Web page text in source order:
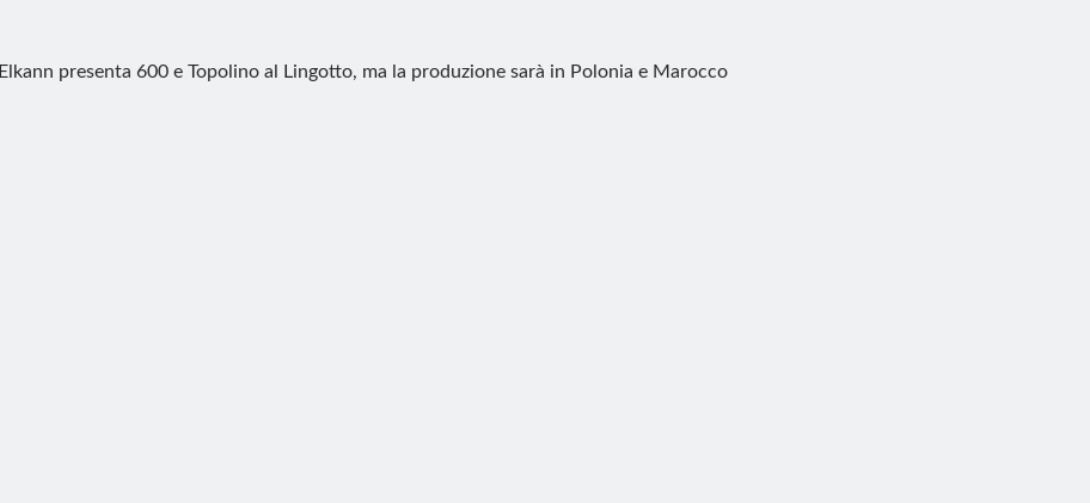
Elkann presenta 600 e Topolino al Lingotto, ma la produzione sarà in Polonia e Marocco